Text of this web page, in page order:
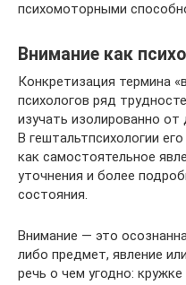
психомоторными
Внимание как
Конкретизация термина
психологов ряд
изучать изолированно от
В гештальтпсихологии
как самостоятельное
уточнения и более
состояния.
Внимание — это
либо предмет, явление
речь о чем угодно: